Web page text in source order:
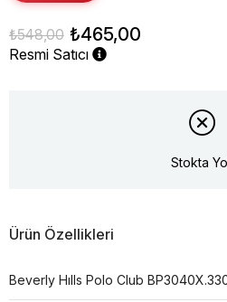
₺548,00 ₺465,00
Resmi Satıcı
Stokta
Ürün Özellikleri
Beverly Hılls Polo Club